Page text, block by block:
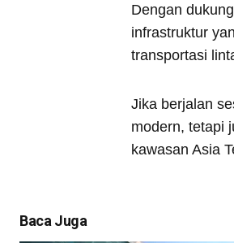
Dengan
infrastruktur
transportasi
Jika berjalan
modern, tetapi
kawasan Asia
Baca Juga